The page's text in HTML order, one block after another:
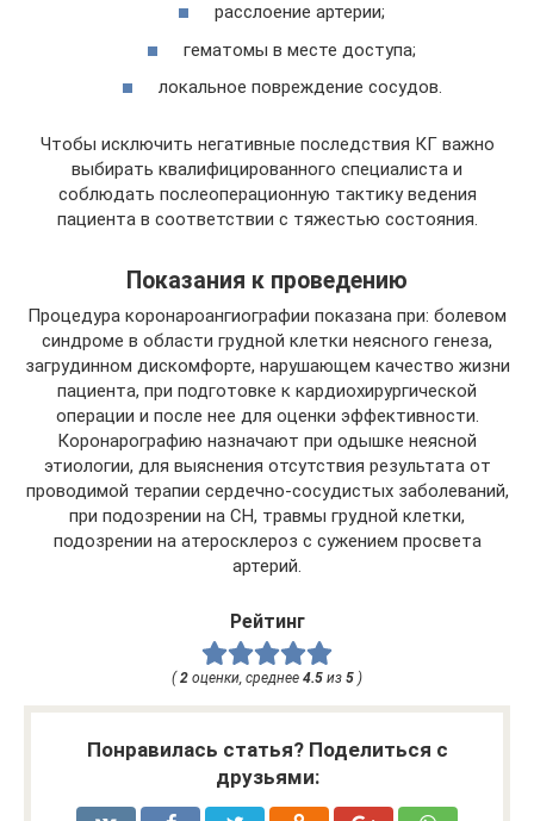
расслоение артерии;
гематомы в месте доступа;
локальное повреждение сосудов.
Чтобы исключить негативные последствия КГ важно
выбирать квалифицированного специалиста и
соблюдать послеоперационную тактику ведения
пациента в соответствии с тяжестью состояния.
Показания к проведению
Процедура коронароангиографии показана при: болевом
синдроме в области грудной клетки неясного генеза,
загрудинном дискомфорте, нарушающем качество жизни
пациента, при подготовке к кардиохирургической
операции и после нее для оценки эффективности.
Коронарографию назначают при одышке неясной
этиологии, для выяснения отсутствия результата от
проводимой терапии сердечно-сосудистых заболеваний,
при подозрении на СН, травмы грудной клетки,
подозрении на атеросклероз с сужением просвета
артерий.
Рейтинг
( 2 оценки, среднее 4.5 из 5 )
Понравилась статья? Поделиться с
друзьями: